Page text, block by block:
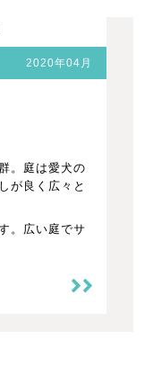
2020年04月
。庭は愛犬の
が良く広々と
。広い庭でサ